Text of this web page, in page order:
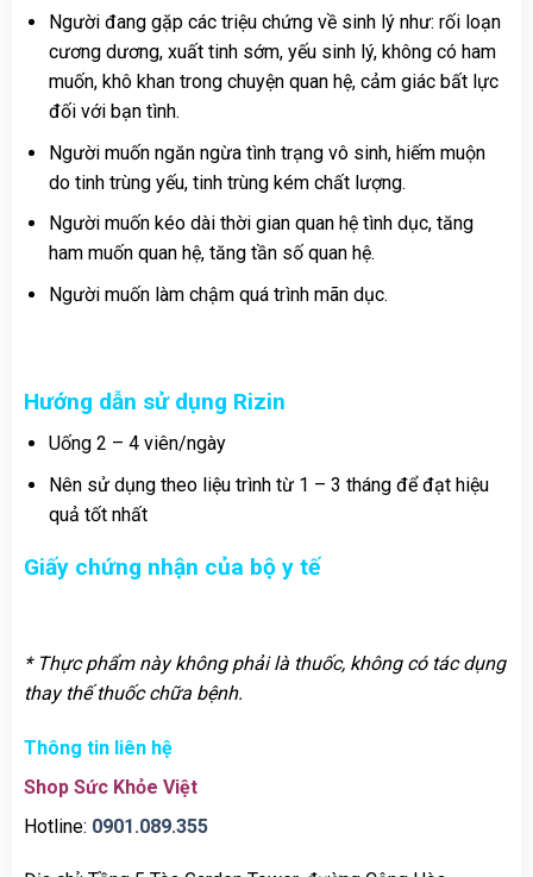
Người đang gặp các triệu chứng về sinh lý như: rối loạn
cương dương, xuất tinh sớm, yếu sinh lý, không có ham
muốn, khô khan trong chuyện quan hệ, cảm giác bất lực
đối với bạn tình.
Người muốn ngăn ngừa tình trạng vô sinh, hiếm muộn
do tinh trùng yếu, tinh trùng kém chất lượng.
Người muốn kéo dài thời gian quan hệ tình dục, tăng
ham muốn quan hệ, tăng tần số quan hệ.
Người muốn làm chậm quá trình mãn dục.
Hướng dẫn sử dụng Rizin
Uống 2 – 4 viên/ngày
Nên sử dụng theo liệu trình từ 1 – 3 tháng để đạt hiệu
quả tốt nhất
Giấy chứng nhận của bộ y tế
* Thực phẩm này không phải là thuốc, không có tác dụng
thay thế thuốc chữa bệnh.
Thông tin liên hệ
Shop Sức Khỏe Việt
Hotline: 0901.089.355